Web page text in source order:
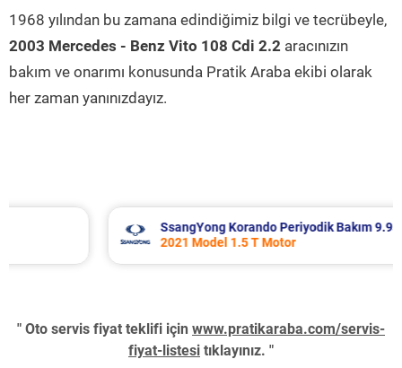
1968 yılından bu zamana edindiğimiz bilgi ve tecrübeyle,
2003 Mercedes - Benz Vito 108 Cdi 2.2 aracınızın
bakım ve onarımı konusunda Pratik Araba ekibi olarak
her zaman yanınızdayız.
SsangYong Korando Periyodik Bakım 9.937 TL
2021 Model 1.5 T Motor
" Oto servis fiyat teklifi için www.pratikaraba.com/servis-
fiyat-listesi tıklayınız. "